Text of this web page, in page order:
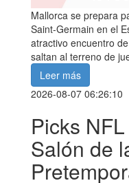
Mallorca se prepara
Saint-Germain en el
atractivo encuentro
saltan al terreno de
Leer más
2026-08-07 06:26:10
Picks
Salón de